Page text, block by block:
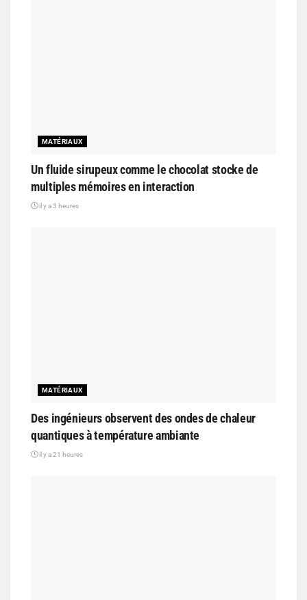
MATÉRIAUX
Un fluide sirupeux comme le chocolat stocke de
multiples mémoires en interaction
il y a 3 heures
MATÉRIAUX
Des ingénieurs observent des ondes de chaleur
quantiques à température ambiante
il y a 21 heures